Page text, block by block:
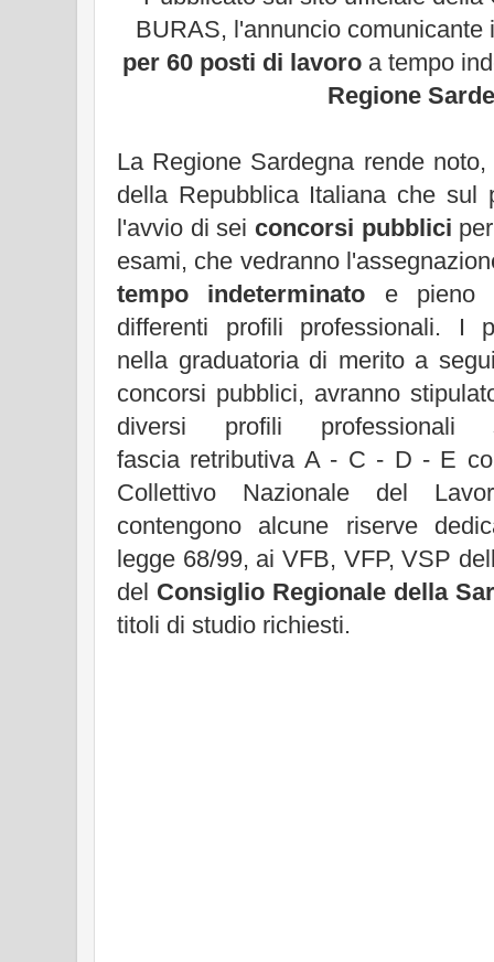
BURAS, l'annuncio
per 60 posti di lavoro a tempo
Regione
La Regione Sardegna rende
della Repubblica Italiana che sul
l'avvio di sei concorsi pubblici
esami, che vedranno
tempo indeterminato e pieno
differenti profili professionali. I
nella graduatoria di merito a
concorsi pubblici, avranno
diversi profili
fascia retributiva A - C - D - E
Collettivo Nazionale del
contengono alcune riserve
legge 68/99, ai VFB, VFP, VSP
del Consiglio Regionale della
titoli di studio richiesti.